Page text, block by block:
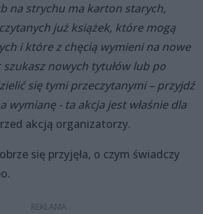
na strychu ma karton starych,
już książek, które mogą
i które z chęcią wymieni na nowe
szukasz nowych tytułów lub po
się tymi przeczytanymi – przyjdź
wymianę - ta akcja jest właśnie dla
akcją organizatorzy.
się przyjęła, o czym świadczy